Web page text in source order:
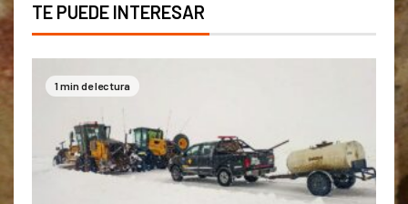
TE PUEDE INTERESAR
1 min de lectura